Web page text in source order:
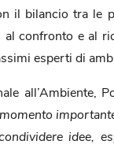
il bilancio tra le
al confronto e al
esperti di
all’Ambiente,
idee,